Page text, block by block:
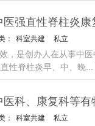
： 科室共建 私立
，是创办人在从事中
性脊柱炎早、中、晚...
： 科室共建 私立